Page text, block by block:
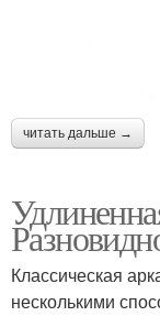
читать дальше →
Классическая
несколькими